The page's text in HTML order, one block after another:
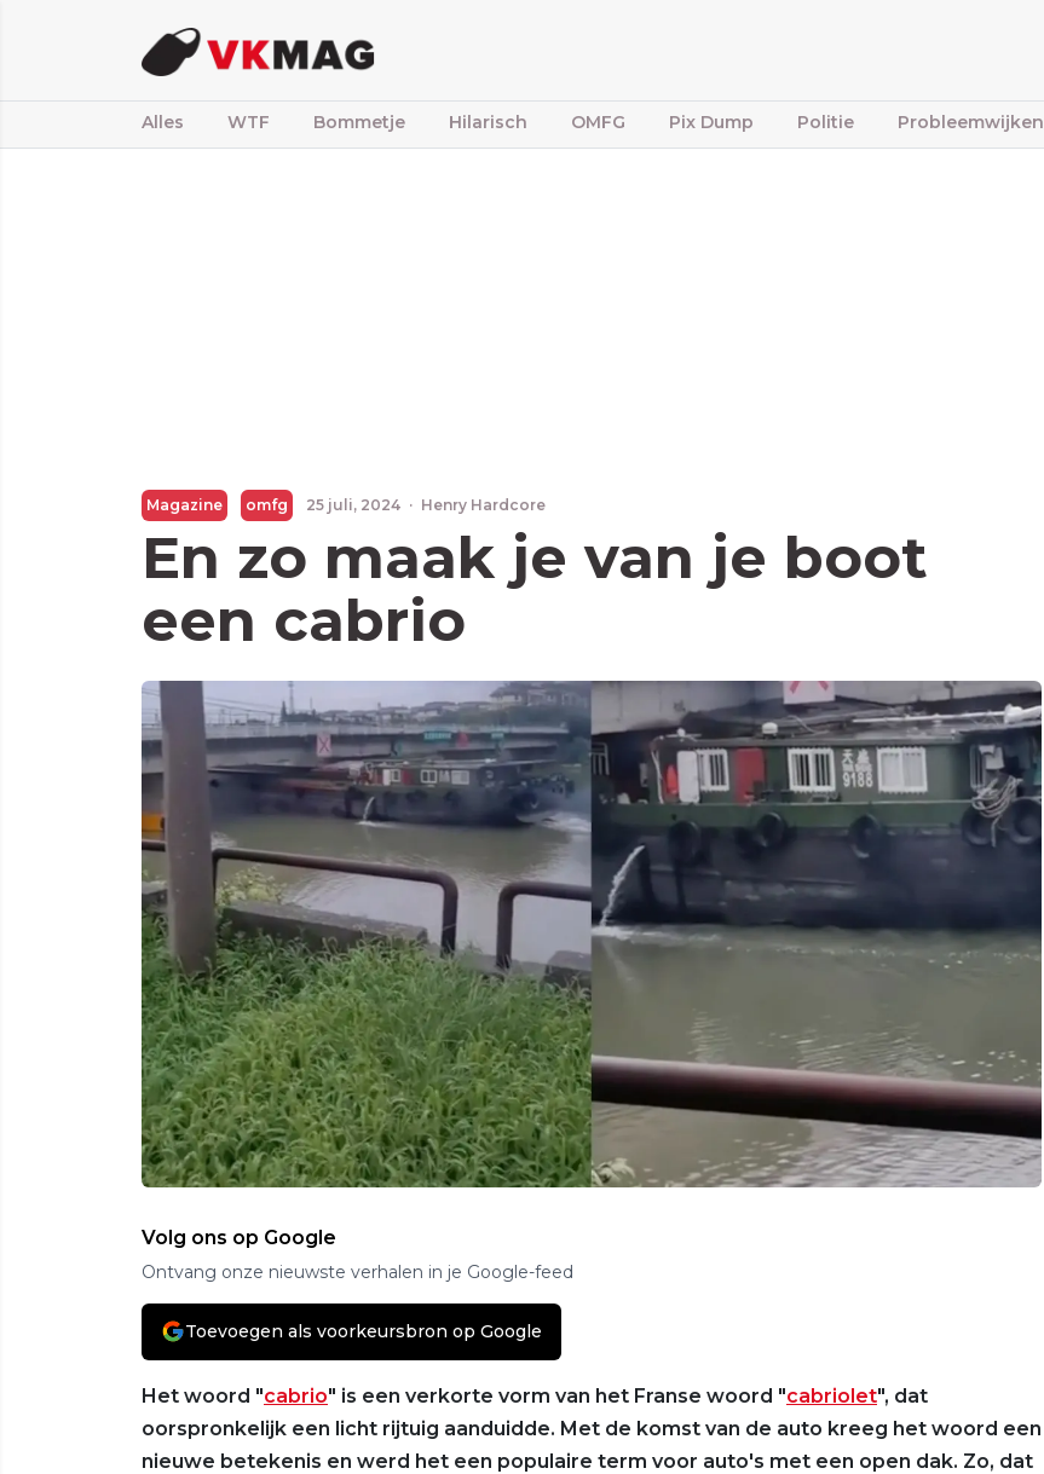
Alles WTF Bommetje Hilarisch OMFG Pix Dump Politie Probleemwijken
Magazine omfg 25 juli, 2024 · Henry Hardcore
En zo maak je van je boot
een cabrio
Volg ons op Google
Ontvang onze nieuwste verhalen in je Google-feed
Toevoegen als voorkeursbron op Google
Het woord "cabrio" is een verkorte vorm van het Franse woord "cabriolet", dat
oorspronkelijk een licht rijtuig aanduidde. Met de komst van de auto kreeg het woord een
nieuwe betekenis en werd het een populaire term voor auto's met een open dak. Zo, dat